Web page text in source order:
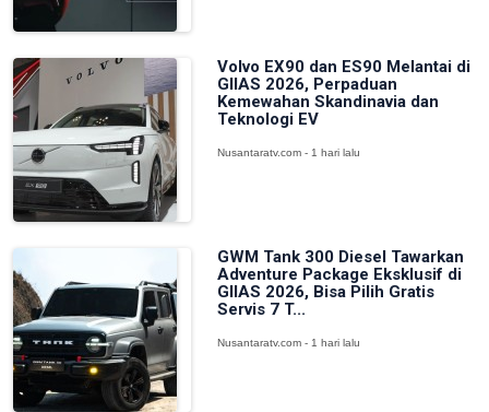
Volvo EX90 dan ES90 Melantai di
GIIAS 2026, Perpaduan
Kemewahan Skandinavia dan
Teknologi EV
Nusantaratv.com - 1 hari lalu
GWM Tank 300 Diesel Tawarkan
Adventure Package Eksklusif di
GIIAS 2026, Bisa Pilih Gratis
Servis 7 T...
Nusantaratv.com - 1 hari lalu